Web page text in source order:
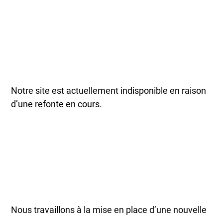
Notre site est actuellement indisponible en raison
d’une refonte en cours.
Nous travaillons à la mise en place d’une nouvelle